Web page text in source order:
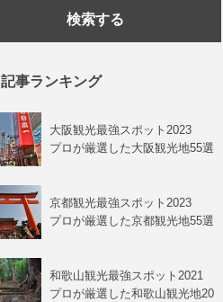
検索する
記事ランキング
大阪観光最強スポット2023
プロが厳選した大阪観光地55選
京都観光最強スポット2023
プロが厳選した京都観光地55選
和歌山観光最強スポット2021
プロが厳選した和歌山観光地20